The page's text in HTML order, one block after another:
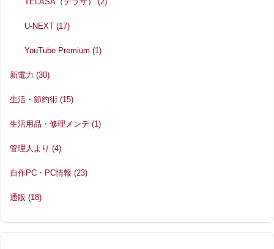
U-NEXT(17)
YouTube Premium(1)
新電力 (30)
生活・節約術 (15)
生活用品・修理メンテ (1)
管理人より (4)
自作PC・PC情報 (23)
通販 (18)